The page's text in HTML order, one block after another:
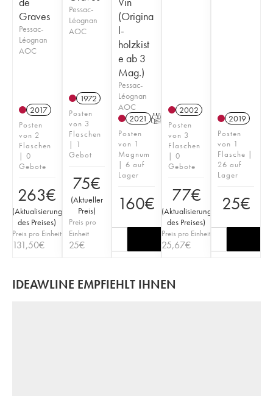
Graves
Pessac-
Léognan
AOC
2017
Posten
von 2
Flaschen
| 0
Gebote
263€
(Aktualisierung
des Preises)
Preis pro Einheit
131,50€
Pessac-
Léognan
AOC
1972
Posten
von 3
Flaschen
| 1
Gebot
75€
(Aktueller
Preis)
Preis pro
Einheit
25€
(Origina
l-
holzkist
e ab 3
Mag.)
Pessac-
Léognan
AOC
2021 T
Posten
von 1
Magnum
| 6 auf
Lager
160€
2002
Posten
von 3
Flaschen
| 0
Gebote
77€
(Aktualisierung
des Preises)
Preis pro Einheit
25,67€
2019
Posten
von 1
Flasche |
26 auf
Lager
25€
IDEAWLINE EMPFIEHLT IHNEN